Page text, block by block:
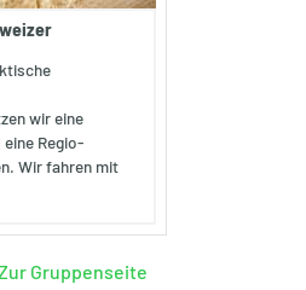
wir eine
Regio-
Wir fahren mit
Gruppenseite